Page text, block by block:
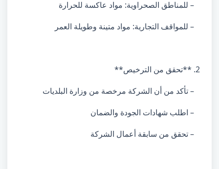
– للمناطق الصحراوية: مواد عاكسة للحرارة
– للمواقف التجارية: مواد متينة وطويلة العمر
2. **تحقق من الترخيص**
– تأكد من أن الشركة مرخصة من وزارة البلديات
– اطلب شهادات الجودة والضمان
– تحقق من سابقة أعمال الشركة